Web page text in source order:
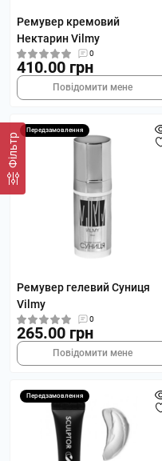
Фільтр
Ремувер кремовий
Нектарин Vilmy
0
410.00 грн
Повідомити мене
Передзамовлення
Ремувер гелевий Суниця
Vilmy
0
265.00 грн
Повідомити мене
Передзамовлення